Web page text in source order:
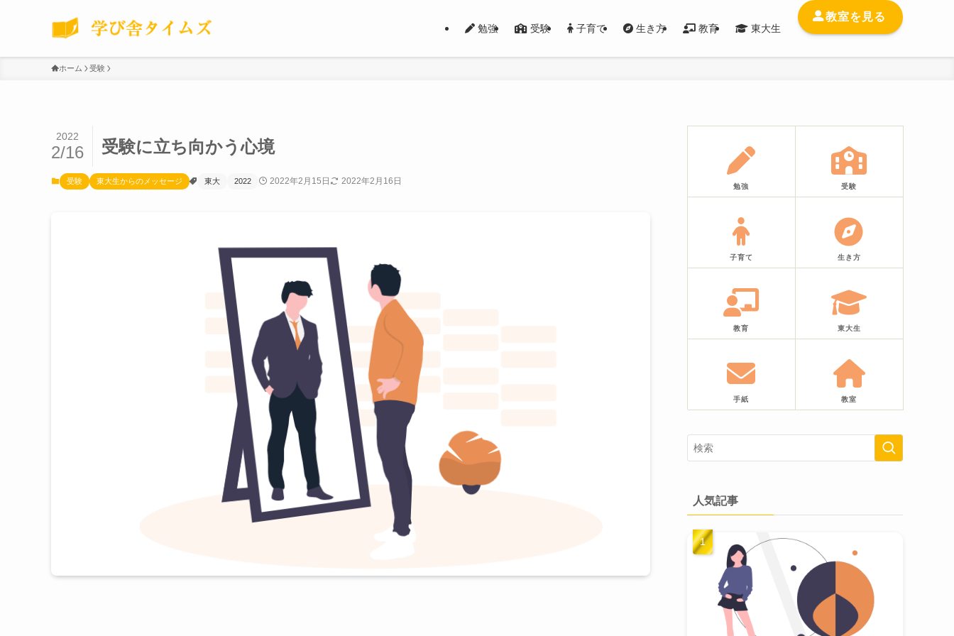
勉強 受験 子育て 生き方 教育 東大生
教室を見る
ホーム 受験
受験に立ち向かう心境
2022
2/16
受験 東大生からのメッセージ 東大 2022 2022年2月15日 2022年2月16日
勉強 受験
子育て 生き方
教育 東大生
手紙 教室
人気記事